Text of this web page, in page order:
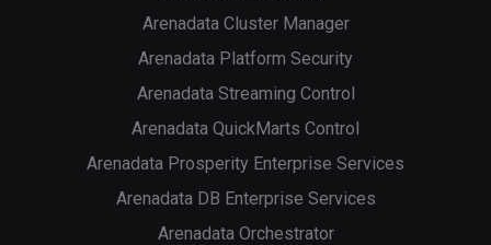
Arenadata Cluster Manager
Arenadata Platform Security
Arenadata Streaming Control
Arenadata QuickMarts Control
Arenadata Prosperity Enterprise Services
Arenadata DB Enterprise Services
Arenadata Orchestrator